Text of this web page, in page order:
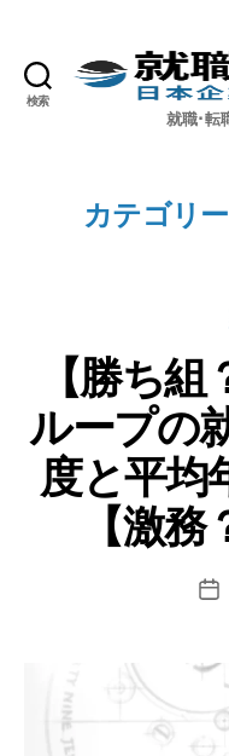
検索
就職･転
カテゴリ
【勝ち
ループの
度と平均
【激務
投